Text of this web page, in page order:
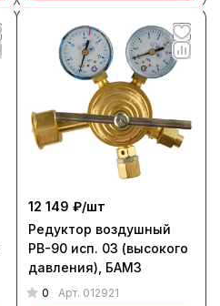
12 149 ₽/шт
Редуктор воздушный
РВ-90 исп. 03 (высокого
давления), БАМЗ
0 Арт. 012921